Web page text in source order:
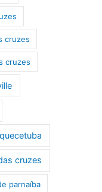
cruzes
cruzes
cruzes
parnaíba